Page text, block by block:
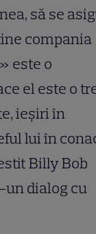
să se
compania
este o
el este o
ieșiri în
lui în
Billy Bob
un dialog cu